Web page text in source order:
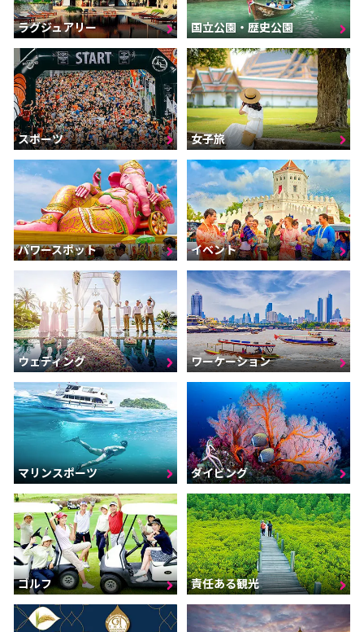
ラグジュアリー 国立公園・歴史公園
スポーツ 女子旅
パワースポット イベント
ウェディング ワーケーション
マリンスポーツ ダイビング
ゴルフ 責任ある観光